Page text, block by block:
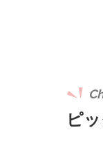
ピ